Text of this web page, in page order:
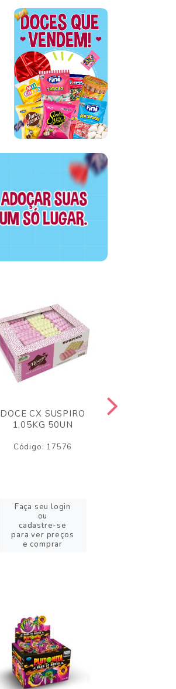
DOCE CX SUSPIRO
1,05KG 50UN
Código: 17576
Faça seu login
ou
cadastre-se
para ver preços
e comprar